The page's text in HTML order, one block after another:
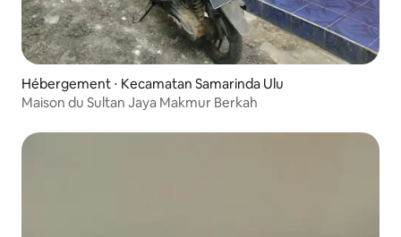
Hébergement ⋅ Kecamatan Samarinda Ulu
Maison du Sultan Jaya Makmur Berkah